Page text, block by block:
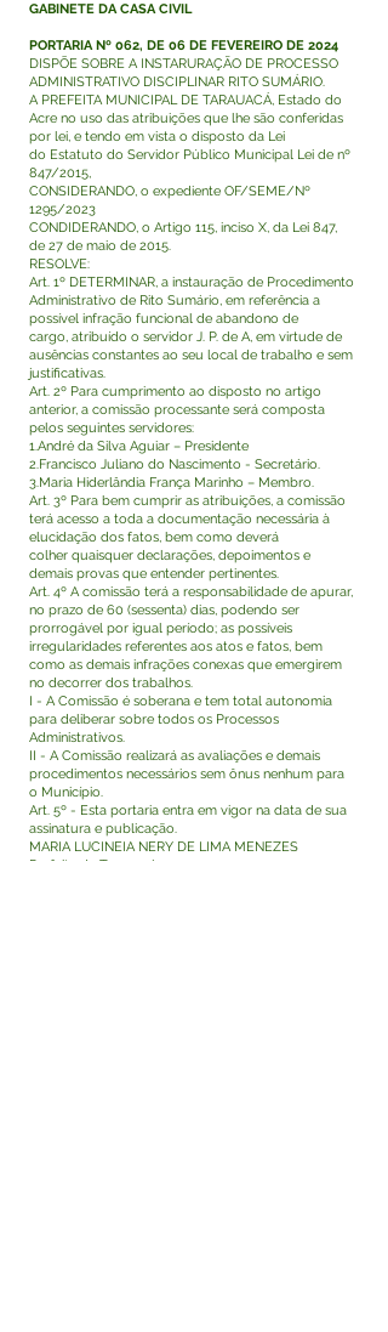
GABINETE DA CASA CIVIL
PORTARIA Nº 062, DE 06 DE FEVEREIRO DE 2024
DISPÕE SOBRE A INSTARURAÇÃO DE PROCESSO
ADMINISTRATIVO DISCIPLINAR RITO SUMÁRIO.
A PREFEITA MUNICIPAL DE TARAUACÁ, Estado do
Acre no uso das atribuições que lhe são conferidas
por lei, e tendo em vista o disposto da Lei
do Estatuto do Servidor Público Municipal Lei de nº
847/2015,
CONSIDERANDO, o expediente OF/SEME/Nº
1295/2023
CONDIDERANDO, o Artigo 115, inciso X, da Lei 847,
de 27 de maio de 2015.
RESOLVE:
Art. 1º DETERMINAR, a instauração de Procedimento
Administrativo de Rito Sumário, em referência a
possível infração funcional de abandono de
cargo, atribuído o servidor J. P. de A, em virtude de
ausências constantes ao seu local de trabalho e sem
justificativas.
Art. 2º Para cumprimento ao disposto no artigo
anterior, a comissão processante será composta
pelos seguintes servidores:
1.André da Silva Aguiar – Presidente
2.Francisco Juliano do Nascimento - Secretário.
3.Maria Hiderlândia França Marinho – Membro.
Art. 3º Para bem cumprir as atribuições, a comissão
terá acesso a toda a documentação necessária à
elucidação dos fatos, bem como deverá
colher quaisquer declarações, depoimentos e
demais provas que entender pertinentes.
Art. 4º A comissão terá a responsabilidade de apurar,
no prazo de 60 (sessenta) dias, podendo ser
prorrogável por igual período; as possíveis
irregularidades referentes aos atos e fatos, bem
como as demais infrações conexas que emergirem
no decorrer dos trabalhos.
I - A Comissão é soberana e tem total autonomia
para deliberar sobre todos os Processos
Administrativos.
II - A Comissão realizará as avaliações e demais
procedimentos necessários sem ônus nenhum para
o Município.
Art. 5º - Esta portaria entra em vigor na data de sua
assinatura e publicação.
MARIA LUCINEIA NERY DE LIMA MENEZES
Prefeita de Tarauacá